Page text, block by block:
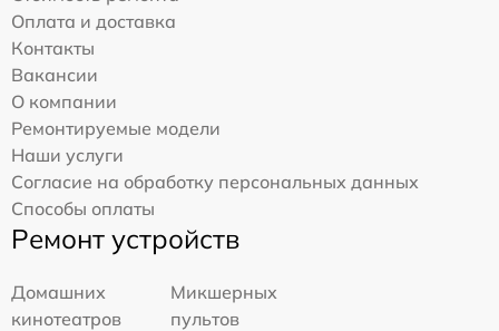
Оплата и доставка
Контакты
Вакансии
О компании
Ремонтируемые модели
Наши услуги
Согласие на обработку персональных данных
Способы оплаты
Ремонт устройств
Домашних
кинотеатров
Микшерных
пультов